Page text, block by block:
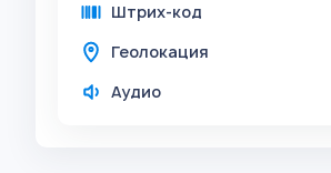
Штрих-код
Геолокация
Аудио